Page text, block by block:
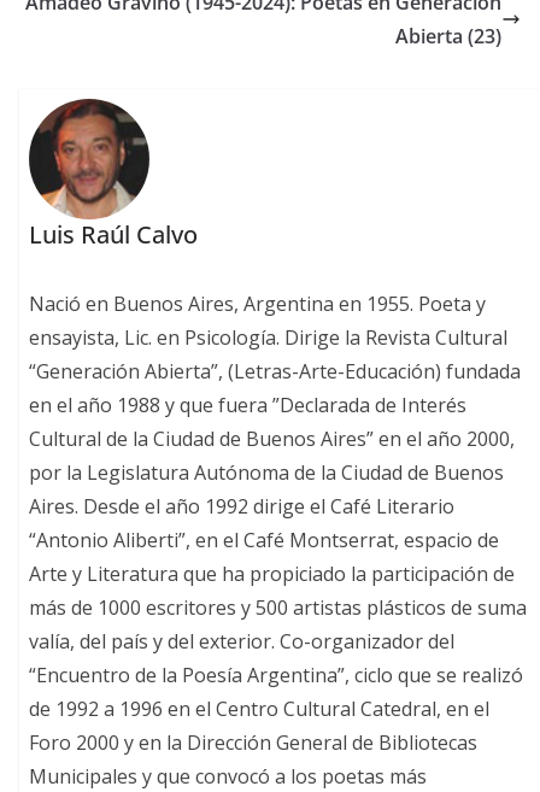
Abierta (23)
Luis Raúl Calvo
Nació en Buenos Aires, Argentina en 1955. Poeta y
ensayista, Lic. en Psicología. Dirige la Revista Cultural
“Generación Abierta”, (Letras-Arte-Educación) fundada
en el año 1988 y que fuera ”Declarada de Interés
Cultural de la Ciudad de Buenos Aires” en el año 2000,
por la Legislatura Autónoma de la Ciudad de Buenos
Aires. Desde el año 1992 dirige el Café Literario
“Antonio Aliberti”, en el Café Montserrat, espacio de
Arte y Literatura que ha propiciado la participación de
más de 1000 escritores y 500 artistas plásticos de suma
valía, del país y del exterior. Co-organizador del
“Encuentro de la Poesía Argentina”, ciclo que se realizó
de 1992 a 1996 en el Centro Cultural Catedral, en el
Foro 2000 y en la Dirección General de Bibliotecas
Municipales y que convocó a los poetas más